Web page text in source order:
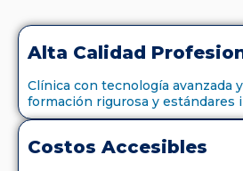
Alta Calidad
Clínica con tecnología avanzada
formación rigurosa y estándares
Costos Accesibles